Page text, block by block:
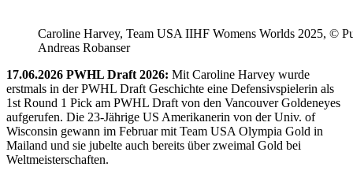
Caroline Harvey, Team USA IIHF Womens Worlds 2025, ©
Andreas Robanser
17.06.2026 PWHL Draft 2026: Mit Caroline Harvey wurde
erstmals in der PWHL Draft Geschichte eine Defensivspielerin als
1st Round 1 Pick am PWHL Draft von den Vancouver Goldeneyes
aufgerufen. Die 23-Jährige US Amerikanerin von der Univ. of
Wisconsin gewann im Februar mit Team USA Olympia Gold in
Mailand und sie jubelte auch bereits über zweimal Gold bei
Weltmeisterschaften.